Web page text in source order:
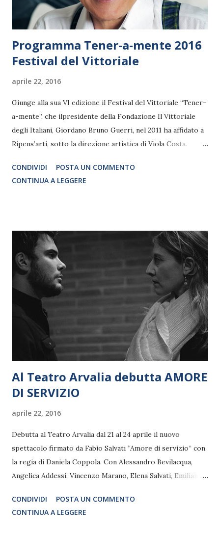
Programma Tener-a-mente 2016
Festival del Vittoriale
aprile 22, 2016
Giunge alla sua VI edizione il Festival del Vittoriale “Tener-
a-mente”, che ilpresidente della Fondazione Il Vittoriale
degli Italiani, Giordano Bruno Guerri, nel 2011 ha affidato a
Ripens’arti, sotto la direzione artistica di Viola Costa.
Vittoriale - nato negli anni '30 per volere di d'Annunzio
come uno dei primi cinema privati in Italia - per una sera
film, in distribuzione nelle sale italiane da marzo 2016
ma non passato da Brescia, nasce come trasposizione
cinematografica dell'omonimo spettacolo teatrale, che dal
2010 al 2013 si sviluppò in oltre 200 repliche in tutta Italia,
Svizzera, Germania e Spagna, andando in scena proprio sul
palco dell’anfiteatro del Vittoriale nel luglio 2011.
CONDIVIDI
POSTA UN COMMENTO
CONTINUA A LEGGERE
Al Teatro Arvalia debutta AMORE
DI SERVIZIO
aprile 22, 2016
Debutta al Teatro Arvalia dal 21 al 24 aprile il nuovo
spettacolo firmato da Fabio Salvati “Amore di servizio” con
la regia di Daniela Coppola. Con Alessandro Bevilacqua,
Angelica Addessi, Vincenzo Marano, Elena Salvati, Emiliano
spettacolo una vicenda di passione e ideali, di tradimenti e
complotti. L’azione ha luogo a Roma in due tempi diversi,
CONDIVIDI
POSTA UN COMMENTO
CONTINUA A LEGGERE